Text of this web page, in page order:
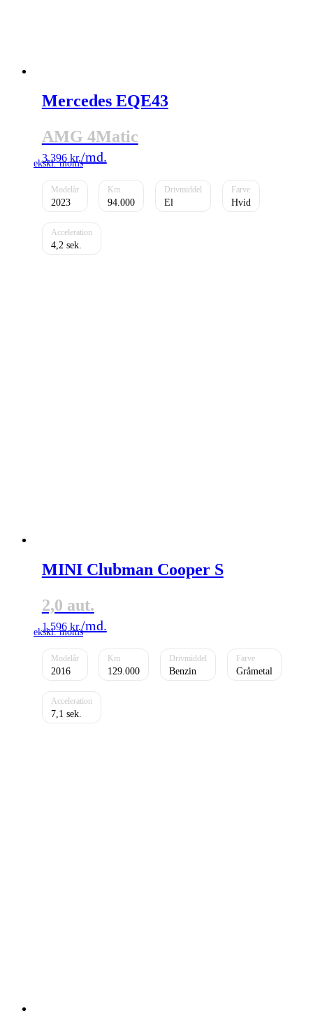
Mercedes EQE43
AMG 4Matic
3.396 kr.
2023 94.000 El Hvid
4,2
MINI Clubman Cooper S
2,0 aut.
1.596 kr.
2016 129.000 Benzin Gråmetal
7,1